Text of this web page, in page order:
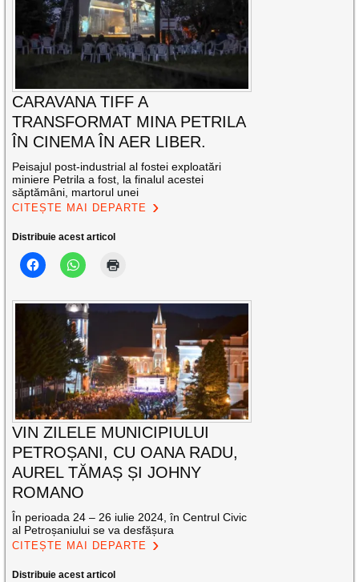
CARAVANA TIFF A
TRANSFORMAT MINA PETRILA
ÎN CINEMA ÎN AER LIBER.
Peisajul post-industrial al fostei exploatări
miniere Petrila a fost, la finalul acestei
săptămâni, martorul unei
CITEȘTE MAI DEPARTE
Distribuie acest articol
VIN ZILELE MUNICIPIULUI
PETROȘANI, CU OANA RADU,
AUREL TĂMAȘ ȘI JOHNY
ROMANO
În perioada 24 – 26 iulie 2024, în Centrul Civic
al Petroșaniului se va desfășura
CITEȘTE MAI DEPARTE
Distribuie acest articol